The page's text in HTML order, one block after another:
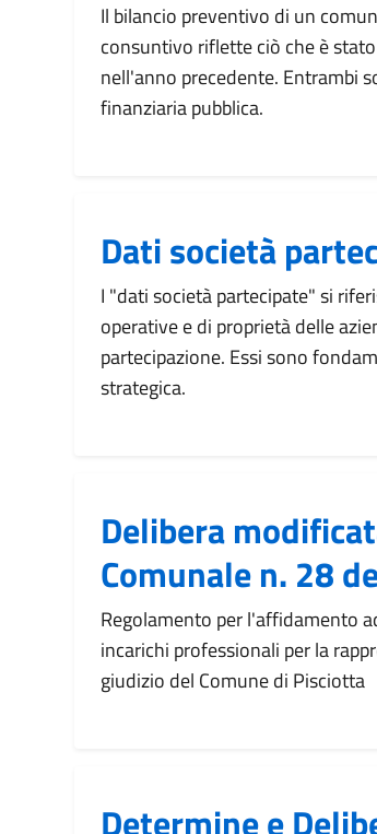
Il bilancio preventivo di un
consuntivo riflette ciò che è
nell'anno precedente. Entrambi
finanziaria pubblica.
Dati società
I "dati società partecipate" si
operative e di proprietà delle
partecipazione. Essi sono
strategica.
Delibera
Comunale n. 28
Regolamento per l'affidamento
incarichi professionali per la
giudizio del Comune di Pisciotta
Determine e